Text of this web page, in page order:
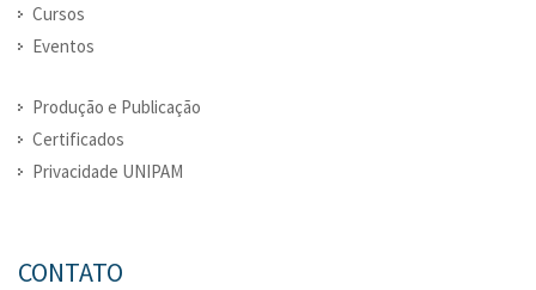
Cursos
Eventos
Produção e Publicação
Certificados
Privacidade UNIPAM
CONTATO